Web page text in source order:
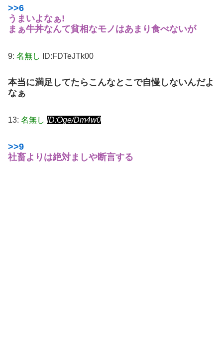
>>6
うまいよなぁ!
まぁ牛丼なんて貧相なモノはあまり食べないが
9: 名無し ID:FDTeJTk00
本当に満足してたらこんなとこで自慢しないんだよ
なぁ
13: 名無し ID:Oge/Dm4w0
>>9
社畜よりは絶対ましや断言する